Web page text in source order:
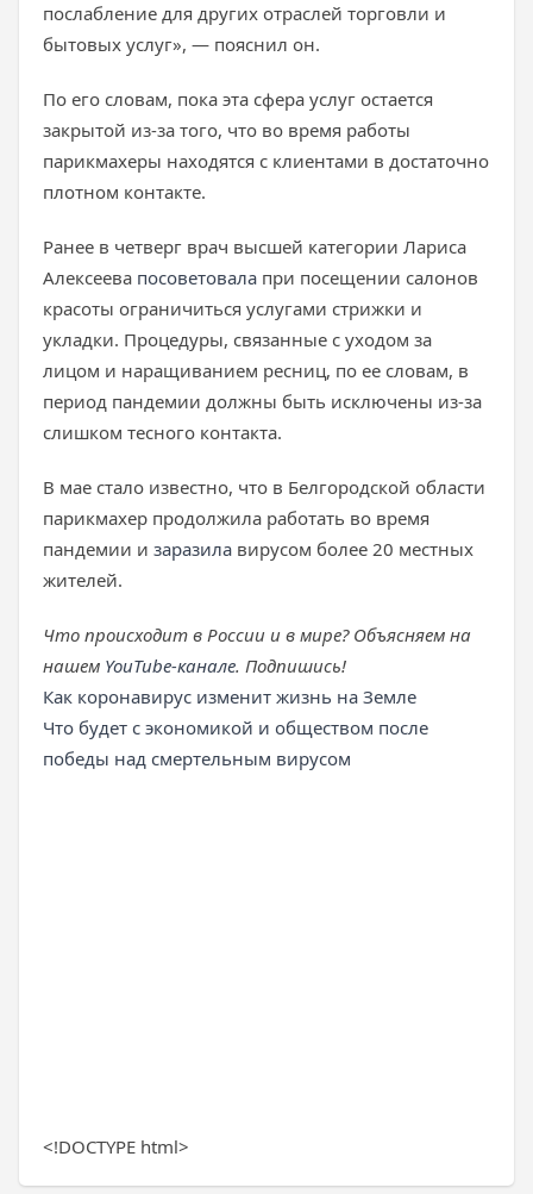
послабление для других отраслей торговли и
бытовых услуг», — пояснил он.
По его словам, пока эта сфера услуг остается
закрытой из-за того, что во время работы
парикмахеры находятся с клиентами в достаточно
плотном контакте.
Ранее в четверг врач высшей категории Лариса
Алексеева посоветовала при посещении салонов
красоты ограничиться услугами стрижки и
укладки. Процедуры, связанные с уходом за
лицом и наращиванием ресниц, по ее словам, в
период пандемии должны быть исключены из-за
слишком тесного контакта.
В мае стало известно, что в Белгородской области
парикмахер продолжила работать во время
пандемии и заразила вирусом более 20 местных
жителей.
Что происходит в России и в мире? Объясняем на
нашем YouTube-канале. Подпишись!
Как коронавирус изменит жизнь на Земле
Что будет с экономикой и обществом после
победы над смертельным вирусом
<!DOCTYPE html>